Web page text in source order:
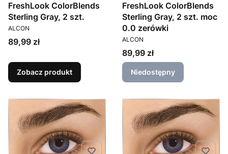
FreshLook ColorBlends
Sterling Gray, 2 szt.
PRODUCENT
ALCON
Cena
89,99 zł
Zobacz produkt
FreshLook ColorBlends
Sterling Gray, 2 szt. moc
0.0 zerówki
PRODUCENT
ALCON
Cena
89,99 zł
Niedostępny